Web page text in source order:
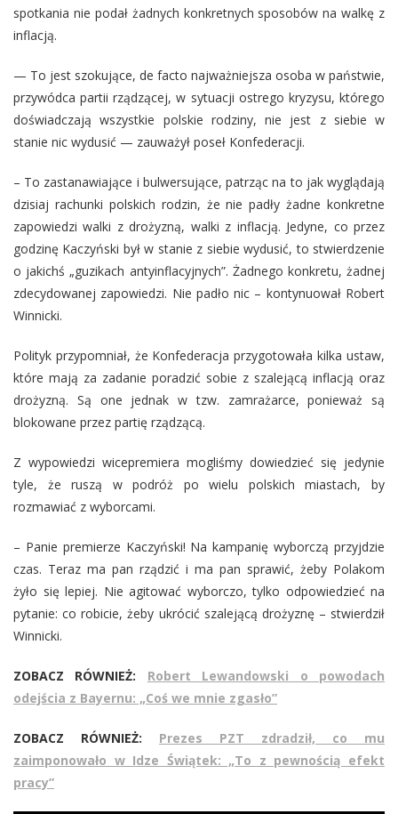
spotkania nie podał żadnych konkretnych sposobów na walkę z
inflacją.
— To jest szokujące, de facto najważniejsza osoba w państwie,
przywódca partii rządzącej, w sytuacji ostrego kryzysu, którego
doświadczają wszystkie polskie rodziny, nie jest z siebie w
stanie nic wydusić — zauważył poseł Konfederacji.
– To zastanawiające i bulwersujące, patrząc na to jak wyglądają
dzisiaj rachunki polskich rodzin, że nie padły żadne konkretne
zapowiedzi walki z drożyzną, walki z inflacją. Jedyne, co przez
godzinę Kaczyński był w stanie z siebie wydusić, to stwierdzenie
o jakichś „guzikach antyinflacyjnych”. Żadnego konkretu, żadnej
zdecydowanej zapowiedzi. Nie padło nic – kontynuował Robert
Winnicki.
Polityk przypomniał, że Konfederacja przygotowała kilka ustaw,
które mają za zadanie poradzić sobie z szalejącą inflacją oraz
drożyzną. Są one jednak w tzw. zamrażarce, ponieważ są
blokowane przez partię rządzącą.
Z wypowiedzi wicepremiera mogliśmy dowiedzieć się jedynie
tyle, że ruszą w podróż po wielu polskich miastach, by
rozmawiać z wyborcami.
– Panie premierze Kaczyński! Na kampanię wyborczą przyjdzie
czas. Teraz ma pan rządzić i ma pan sprawić, żeby Polakom
żyło się lepiej. Nie agitować wyborczo, tylko odpowiedzieć na
pytanie: co robicie, żeby ukrócić szalejącą drożyznę – stwierdził
Winnicki.
ZOBACZ RÓWNIEŻ:
Robert Lewandowski o powodach
odejścia z Bayernu: „Coś we mnie zgasło”
ZOBACZ RÓWNIEŻ: Prezes PZT zdradził, co mu
zaimponowało w Idze Świątek: „To z pewnością efekt
pracy”